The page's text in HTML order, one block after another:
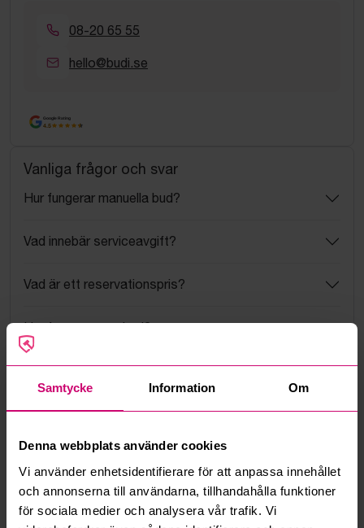
Samtycke Information Om
Denna webbplats använder cookies
Vi använder enhetsidentifierare för att anpassa innehållet
och annonserna till användarna, tillhandahålla funktioner
för sociala medier och analysera vår trafik. Vi
08-20 65 55
hello@budi.se
Google Rating
4.5
Vanliga frågor och svar
Hur fungerar manuella bud?
Vad innebär serviceavgift?
Vad är ett reservationspris?
Hur fungerar maxbud?
Hur fungerar budmotorn?
Kan jag ångra ett bud?
Kan ni frakta mina vunna objekt?
Läs fler frågor och svar